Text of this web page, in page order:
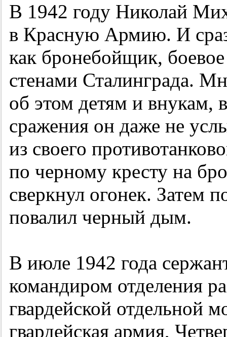
В 1942 году Николай
в Красную Армию. И
как бронебойщик,
стенами Сталинграда.
об этом детям и внукам,
сражения он даже не
из своего
по черному кресту на
сверкнул огонек. Затем
повалил черный дым.
В июле 1942 года
командиром отделения
гвардейской отдельной
гвардейская армия,